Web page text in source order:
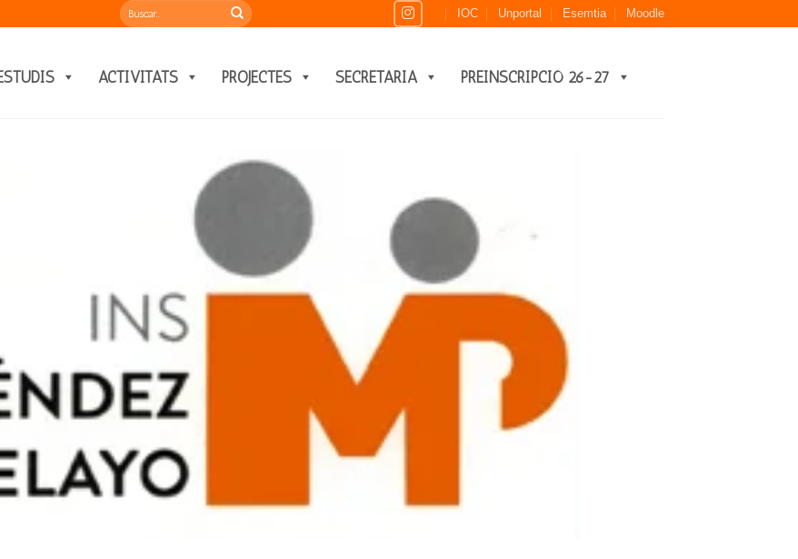
IOC Unportal Esemtia Moodle
ACTIVITATS PROJECTES SECRETARIA PREINSCRIPCIÓ 26-27